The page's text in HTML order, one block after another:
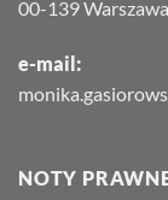
00-139 Warszawa
e-mail:
NOTY